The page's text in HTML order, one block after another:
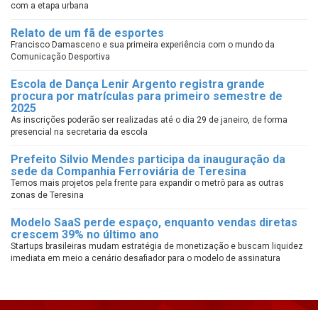
com a etapa urbana
Relato de um fã de esportes
Francisco Damasceno e sua primeira experiência com o mundo da
Comunicação Desportiva
Escola de Dança Lenir Argento registra grande
procura por matrículas para primeiro semestre de
2025
As inscrições poderão ser realizadas até o dia 29 de janeiro, de forma
presencial na secretaria da escola
Prefeito Silvio Mendes participa da inauguração da
sede da Companhia Ferroviária de Teresina
Temos mais projetos pela frente para expandir o metrô para as outras
zonas de Teresina
Modelo SaaS perde espaço, enquanto vendas diretas
crescem 39% no último ano
Startups brasileiras mudam estratégia de monetização e buscam liquidez
imediata em meio a cenário desafiador para o modelo de assinatura